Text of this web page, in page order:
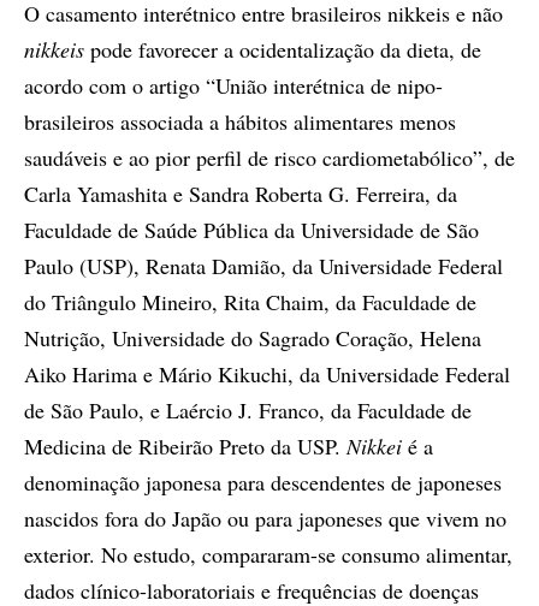
O casamento interétnico entre brasileiros nikkeis e não
nikkeis pode favorecer a ocidentalização da dieta, de
acordo com o artigo “União interétnica de nipo-
brasileiros associada a hábitos alimentares menos
saudáveis e ao pior perfil de risco cardiometabólico”, de
Carla Yamashita e Sandra Roberta G. Ferreira, da
Faculdade de Saúde Pública da Universidade de São
Paulo (USP), Renata Damião, da Universidade Federal
do Triângulo Mineiro, Rita Chaim, da Faculdade de
Nutrição, Universidade do Sagrado Coração, Helena
Aiko Harima e Mário Kikuchi, da Universidade Federal
de São Paulo, e Laércio J. Franco, da Faculdade de
Medicina de Ribeirão Preto da USP.Nikkei é a
denominação japonesa para descendentes de japoneses
nascidos fora do Japão ou para japoneses que vivem no
exterior. No estudo, compararam-se consumo alimentar,
dados clínico-laboratoriais e frequências de doenças